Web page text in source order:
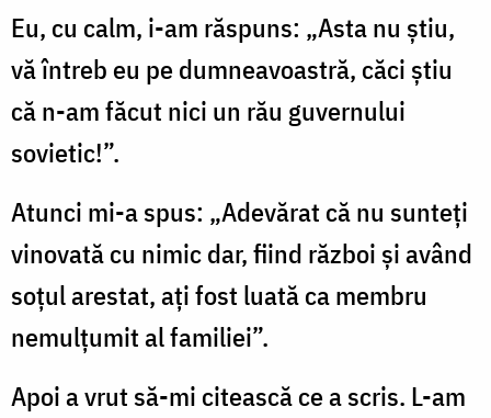
Eu, cu calm, i-am răspuns: „Asta nu ştiu,
vă întreb eu pe dumneavoastră, căci ştiu
că n-am făcut nici un rău guvernului
sovietic!”.
Atunci mi-a spus: „Adevărat că nu sunteţi
vinovată cu nimic dar, fiind război şi având
soţul arestat, aţi fost luată ca membru
nemulţumit al familiei”.
Apoi a vrut să-mi citească ce a scris. L-am